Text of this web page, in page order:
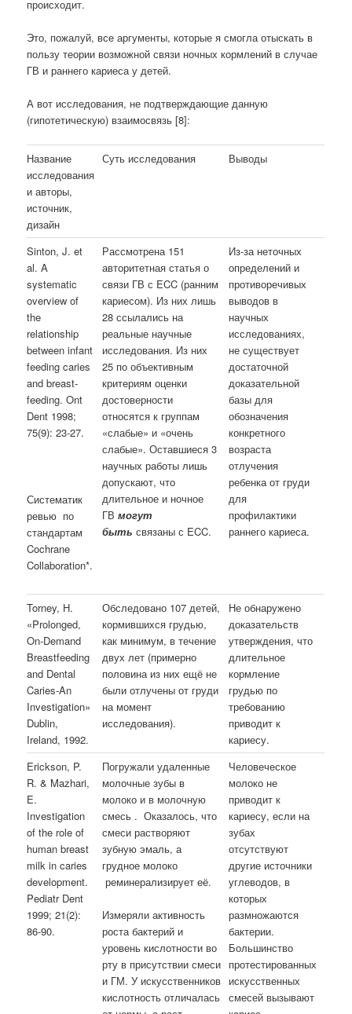
происходит.
Это, пожалуй, все аргументы, которые я смогла отыскать в
пользу теории возможной связи ночных кормлений в случае
ГВ и раннего кариеса у детей.
А вот исследования, не подтверждающие данную
(гипотетическую) взаимосвязь [8]:
Название
исследования
и авторы,
источник,
дизайн
Суть исследования Выводы
Sinton, J. et
al. A
systematic
overview of
the
relationship
between infant
feeding caries
and breast-
feeding. Ont
Dent 1998;
75(9): 23-27.
Систематик
ревью по
стандартам
Cochrane
Collaboration*.
Рассмотрена 151
авторитетная статья о
связи ГВ с ECC (ранним
кариесом). Из них лишь
28 ссылались на
реальные научные
исследования. Из них
25 по объективным
критериям оценки
достоверности
относятся к группам
«слабые» и «очень
слабые». Оставшиеся 3
научных работы лишь
допускают, что
длительное и ночное
ГВмогут
быть связаны с ECC.
Из-за неточных
определений и
противоречивых
выводов в
научных
исследованиях,
не существует
достаточной
доказательной
базы для
обозначения
конкретного
возраста
отлучения
ребенка от груди
для
профилактики
раннего кариеса.
Torney, H.
«Prolonged,
On-Demand
Breastfeeding
and Dental
Caries-An
Investigation»
Dublin,
Ireland, 1992.
Обследовано 107 детей,
кормившихся грудью,
как минимум, в течение
двух лет (примерно
половина из них ещё не
были отлучены от груди
на момент
исследования).
Не обнаружено
доказательств
утверждения, что
длительное
кормление
грудью по
требованию
приводит к
кариесу.
Erickson, P.
R. & Mazhari,
E.
Investigation
of the role of
human breast
milk in caries
development.
Pediatr Dent
1999; 21(2):
86-90.
Погружали удаленные
молочные зубы в
молоко и в молочную
смесь . Оказалось, что
смеси растворяют
зубную эмаль, а
грудное молоко
реминерализирует её.
Измеряли активность
роста бактерий и
уровень кислотности во
рту в присутствии смеси
и ГМ. У искусственников
кислотность отличалась
Человеческое
молоко не
приводит к
кариесу, если на
зубах
отсутствуют
другие источники
углеводов, в
которых
размножаются
бактерии.
Большинство
протестированных
искусственных
смесей вызывают